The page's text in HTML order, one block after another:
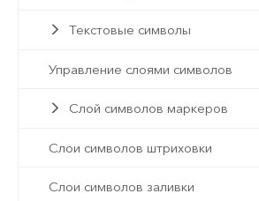
Текстовые символы
Управление слоями символов
Слой символов маркеров
Слои символов штриховки
Слои символов заливки